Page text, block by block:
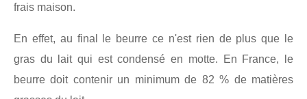
frais maison.
En effet, au final le beurre ce n'est rien de plus que le
gras du lait qui est condensé en motte. En France, le
beurre doit contenir un minimum de 82 % de matières